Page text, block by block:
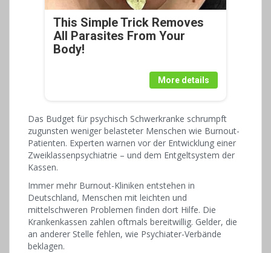
This Simple Trick Removes
All Parasites From Your
Body!
More details
Das Budget für psychisch Schwerkranke schrumpft
zugunsten weniger belasteter Menschen wie Burnout-
Patienten. Experten warnen vor der Entwicklung einer
Zweiklassenpsychiatrie – und dem Entgeltsystem der
Kassen.
Immer mehr Burnout-Kliniken entstehen in
Deutschland, Menschen mit leichten und
mittelschweren Problemen finden dort Hilfe. Die
Krankenkassen zahlen oftmals bereitwillig. Gelder, die
an anderer Stelle fehlen, wie Psychiater-Verbände
beklagen.